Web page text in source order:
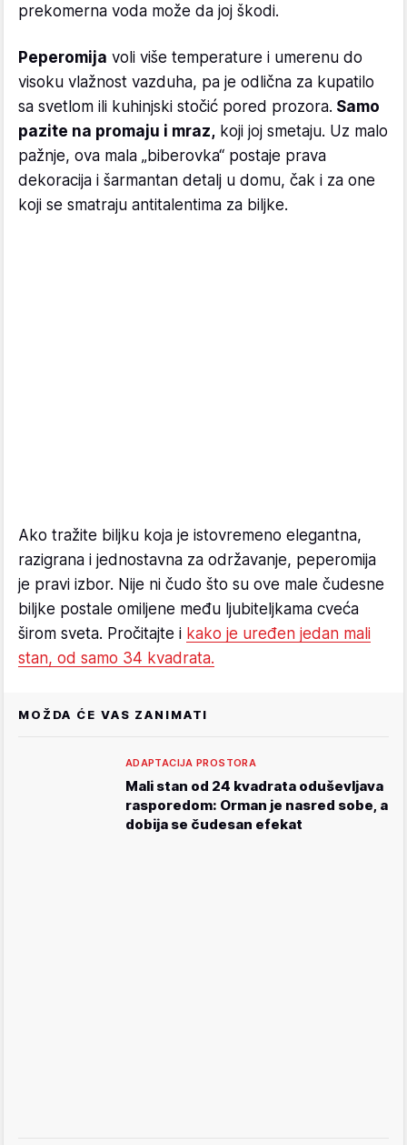
prekomerna voda može da joj škodi.
Peperomija voli više temperature i umerenu do
visoku vlažnost vazduha, pa je odlična za kupatilo
sa svetlom ili kuhinjski stočić pored prozora. Samo
pazite na promaju i mraz, koji joj smetaju. Uz malo
pažnje, ova mala „biberovka“ postaje prava
dekoracija i šarmantan detalj u domu, čak i za one
koji se smatraju antitalentima za biljke.
Ako tražite biljku koja je istovremeno elegantna,
razigrana i jednostavna za održavanje, peperomija
je pravi izbor. Nije ni čudo što su ove male čudesne
biljke postale omiljene među ljubiteljkama cveća
širom sveta. Pročitajte i kako je uređen jedan mali
stan, od samo 34 kvadrata.
MOŽDA ĆE VAS ZANIMATI
ADAPTACIJA PROSTORA
Mali stan od 24 kvadrata oduševljava
rasporedom: Orman je nasred sobe, a
dobija se čudesan efekat